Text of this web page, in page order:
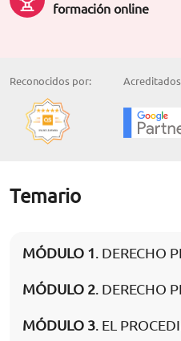
formación online
Reconocidos por:
Temario
MÓDULO 1. DERECHO
MÓDULO 2. DERECHO
MÓDULO 3. EL